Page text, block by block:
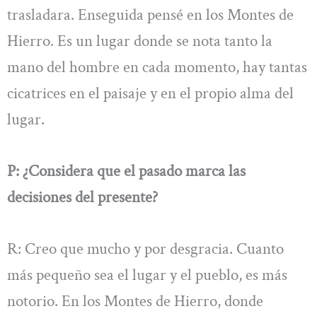
trasladara. Enseguida pensé en los Montes de
Hierro. Es un lugar donde se nota tanto la
mano del hombre en cada momento, hay tantas
cicatrices en el paisaje y en el propio alma del
lugar.
P: ¿Considera que el pasado marca las
decisiones del presente?
R: Creo que mucho y por desgracia. Cuanto
más pequeño sea el lugar y el pueblo, es más
notorio. En los Montes de Hierro, donde